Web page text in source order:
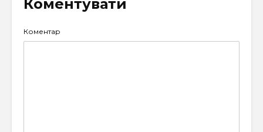
Коментувати
Коментар